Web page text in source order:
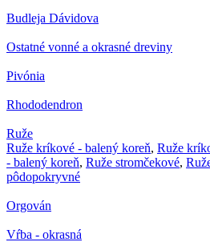
Budleja Dávidova
Ostatné vonné a okrasné dreviny
Pivónia
Rhododendron
Ruže
Ruže kríkové - balený koreň, Ruže
- balený koreň, Ruže stromčekové,
pôdopokryvné
Orgován
Vŕba - okrasná